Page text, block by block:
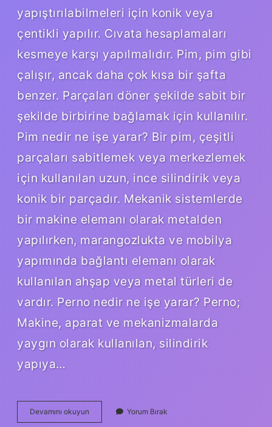
yapıştırılabilmeleri için konik veya
çentikli yapılır. Cıvata hesaplamaları
kesmeye karşı yapılmalıdır. Pim, pim gibi
çalışır, ancak daha çok kısa bir şafta
benzer. Parçaları döner şekilde sabit bir
şekilde birbirine bağlamak için kullanılır.
Pim nedir ne işe yarar? Bir pim, çeşitli
parçaları sabitlemek veya merkezlemek
için kullanılan uzun, ince silindirik veya
konik bir parçadır. Mekanik sistemlerde
bir makine elemanı olarak metalden
yapılırken, marangozlukta ve mobilya
yapımında bağlantı elemanı olarak
kullanılan ahşap veya metal türleri de
vardır. Perno nedir ne işe yarar? Perno;
Makine, aparat ve mekanizmalarda
yaygın olarak kullanılan, silindirik
yapıya…
Devamını okuyun
Ve
Yorum Bırak